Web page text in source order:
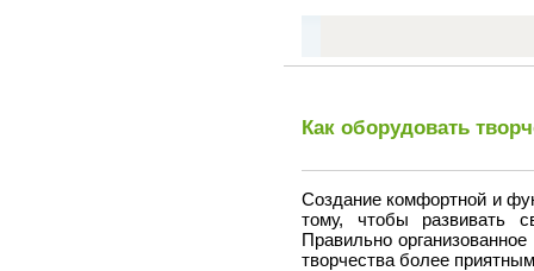
Как оборудовать
Создание комфортной и
тому, чтобы развивать
Правильно
творчества более